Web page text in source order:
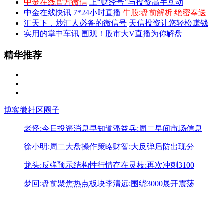
中金在线官方微信
上“财经号”与投资高手互动
中金在线快讯 7*24小时直播 牛股:盘前解析 绝密奉送
汇天下，炒汇人必备的微信号 天信投资让您轻松赚钱
实用的掌中车讯 围观！股市大V直播为你解盘
精华推荐
博客微社区圈子
老怪:今日投资消息早知道潘益兵:周二早间市场信息
徐小明:周二大盘操作策略财智:大反弹后防出现分
龙头:反弹预示结构性行情存在灵枝:再次冲刺3100
梦回:盘前聚焦热点板块李清远:围绕3000展开震荡